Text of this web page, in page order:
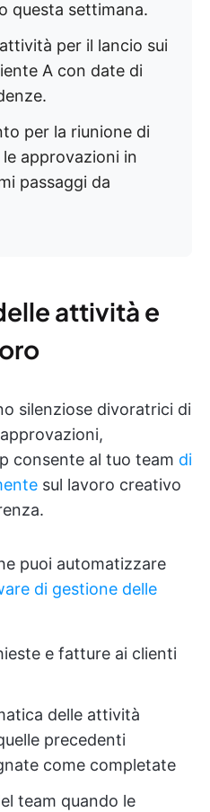
questa settimana.
per il lancio sui
A con date di
per la riunione di
approvazioni in
passaggi da
attività e
silenziose divoratrici di
consente al tuo team di
sul lavoro creativo
puoi automatizzare
di gestione delle
e fatture ai clienti
delle attività
precedenti
come completate
team quando le